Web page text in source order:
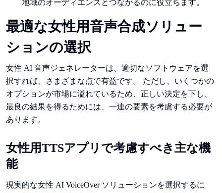
地域のオーディエンスとつながるのに役立ちます。
最適な女性用音声合成ソリュー
ションの選択
女性 AI 音声ジェネレーターは、適切なソフトウェアを選
択すれば、さまざまな点で有益です。 ただし、いくつかの
オプションが市場に溢れているため、正しい決定を下し、
最良の結果を得るためには、一連の要素を考慮する必要が
あります。
女性用TTSアプリで考慮すべき主な機
能
現実的な女性 AI VoiceOver ソリューションを選択するに